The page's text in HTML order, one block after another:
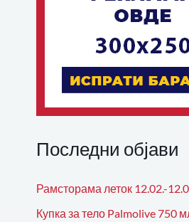
Последни објави
Рамсторама леток 12.02.-
Купка за тело Palmolive 750